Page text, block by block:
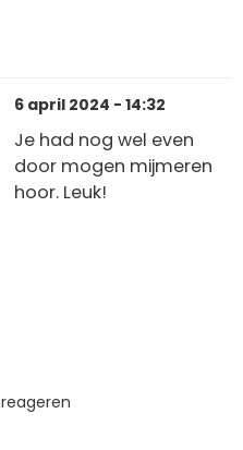
6 april 2024 - 14:32
Je had nog wel even
door mogen mijmeren
hoor. Leuk!